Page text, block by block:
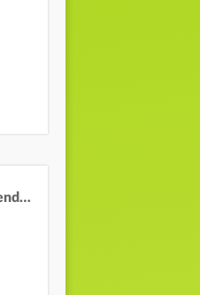
BaWü: Mann springt vor fahrendes Auto und schießt